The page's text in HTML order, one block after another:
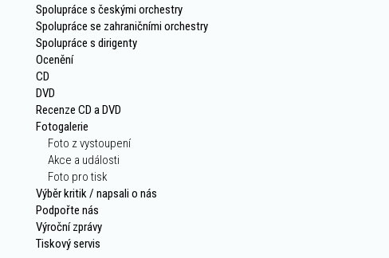
Spolupráce s českými orchestry
Spolupráce se zahraničními orchestry
Spolupráce s dirigenty
Ocenění
CD
DVD
Recenze CD a DVD
Fotogalerie
Foto z vystoupení
Akce a události
Foto pro tisk
Výběr kritik / napsali o nás
Podpořte nás
Výroční zprávy
Tiskový servis